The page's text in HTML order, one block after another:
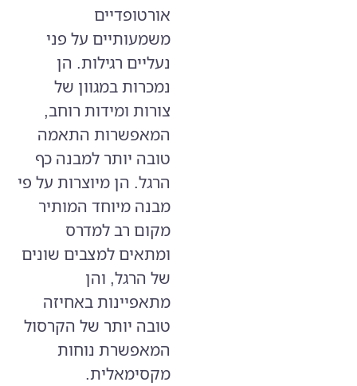
אורטופדיים
משמעותיים על פני
נעליים רגילות. הן
נמכרות במגוון של
צורות ומידות רוחב,
המאפשרות התאמה
טובה יותר למבנה כף
הרגל. הן מיוצרות על פי
מבנה מיוחד המותיר
מקום רב למדרס
ומתאים למצבים שונים
של הרגל, והן
מתאפיינות באחיזה
טובה יותר של הקרסול
המאפשרת נוחות
מקסימאלית.